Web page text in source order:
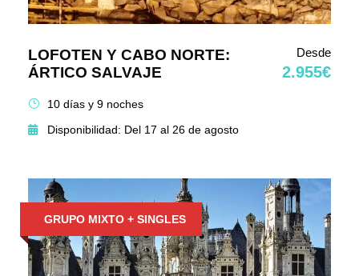
LOFOTEN Y CABO NORTE:
ÁRTICO SALVAJE
Desde
2.955€
10 días y 9 noches
Disponibilidad: Del 17 al 26 de agosto
GRUPO MIXTO + SINGLES